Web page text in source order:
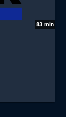
83 min